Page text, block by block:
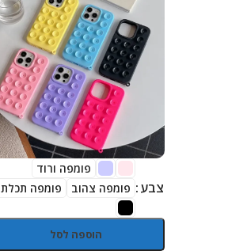
צבע
פומפה ורוד
פומפה צהוב
פומפה תכלת
הוספה לסל